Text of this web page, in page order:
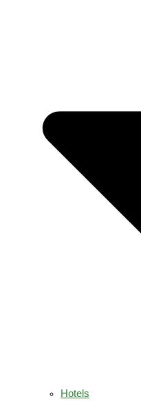
Hotels